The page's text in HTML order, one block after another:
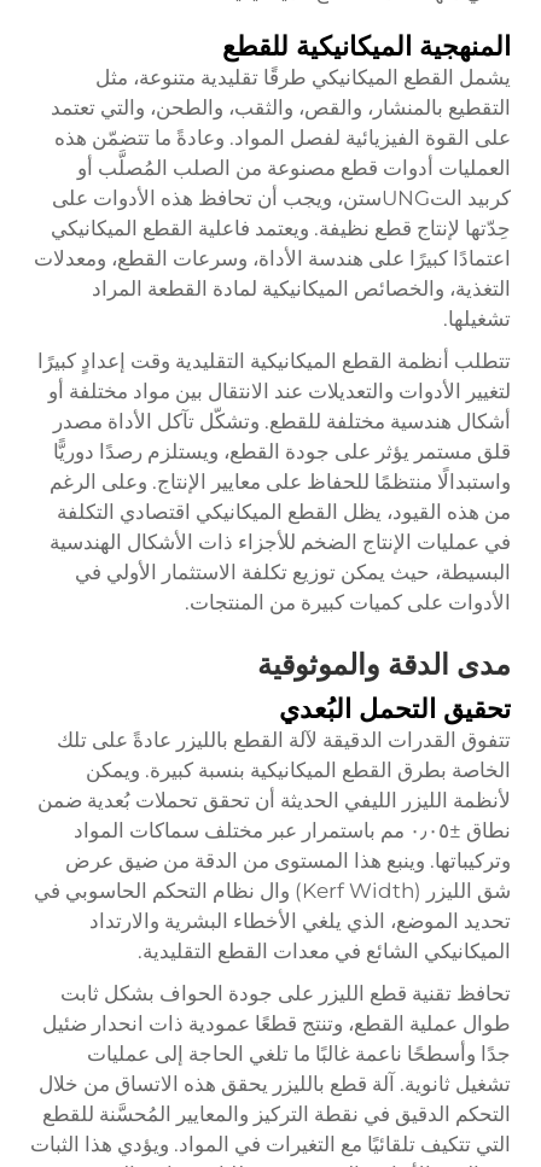
المنهجية الميكانيكية للقطع
يشمل القطع الميكانيكي طرقًا تقليدية متنوعة، مثل
التقطيع بالمنشار، والقص، والثقب، والطحن، والتي تعتمد
على القوة الفيزيائية لفصل المواد. وعادةً ما تتضمّن هذه
العمليات أدوات قطع مصنوعة من الصلب المُصلَّب أو
كربيد التUNGستن، ويجب أن تحافظ هذه الأدوات على
حِدّتها لإنتاج قطع نظيفة. ويعتمد فاعلية القطع الميكانيكي
اعتمادًا كبيرًا على هندسة الأداة، وسرعات القطع، ومعدلات
التغذية، والخصائص الميكانيكية لمادة القطعة المراد
تشغيلها.
تتطلب أنظمة القطع الميكانيكية التقليدية وقت إعدادٍ كبيرًا
لتغيير الأدوات والتعديلات عند الانتقال بين مواد مختلفة أو
أشكال هندسية مختلفة للقطع. وتشكّل تآكل الأداة مصدر
قلق مستمر يؤثر على جودة القطع، ويستلزم رصدًا دوريًّا
واستبدالًا منتظمًا للحفاظ على معايير الإنتاج. وعلى الرغم
من هذه القيود، يظل القطع الميكانيكي اقتصادي التكلفة
في عمليات الإنتاج الضخم للأجزاء ذات الأشكال الهندسية
البسيطة، حيث يمكن توزيع تكلفة الاستثمار الأولي في
الأدوات على كميات كبيرة من المنتجات.
مدى الدقة والموثوقية
تحقيق التحمل البُعدي
تتفوق القدرات الدقيقة لآلة القطع بالليزر عادةً على تلك
الخاصة بطرق القطع الميكانيكية بنسبة كبيرة. ويمكن
لأنظمة الليزر الليفي الحديثة أن تحقق تحملات بُعدية ضمن
نطاق ±٠٫٠٥ مم باستمرار عبر مختلف سماكات المواد
وتركيباتها. وينبع هذا المستوى من الدقة من ضيق عرض
شق الليزر (Kerf Width) وال نظام التحكم الحاسوبي في
تحديد الموضع، الذي يلغي الأخطاء البشرية والارتداد
الميكانيكي الشائع في معدات القطع التقليدية.
تحافظ تقنية قطع الليزر على جودة الحواف بشكل ثابت
طوال عملية القطع، وتنتج قطعًا عمودية ذات انحدار ضئيل
جدًا وأسطحًا ناعمة غالبًا ما تلغي الحاجة إلى عمليات
تشغيل ثانوية. آلة قطع بالليزر يحقق هذه الاتساق من خلال
التحكم الدقيق في نقطة التركيز والمعايير المُحسَّنة للقطع
التي تتكيف تلقائيًا مع التغيرات في المواد. ويؤدي هذا الثبات